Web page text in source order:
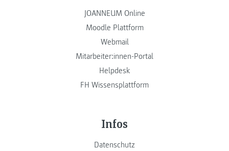
JOANNEUM Online
Moodle Plattform
Webmail
Mitarbeiter:innen-Portal
Helpdesk
FH Wissensplattform
Infos
Datenschutz